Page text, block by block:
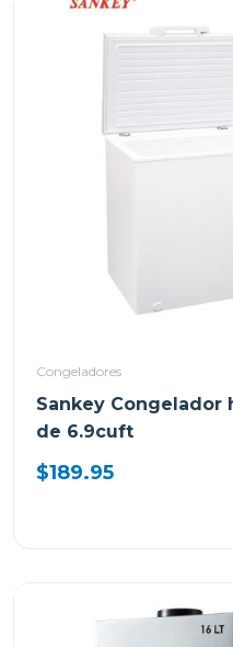
Congeladores
Sankey Congelador
de 6.9cuft
$189.95